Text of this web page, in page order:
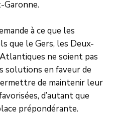
à ce que les
que le Gers, les Deux-
ne soient pas
solutions en faveur de
de maintenir leur
d’autant que
prépondérante.